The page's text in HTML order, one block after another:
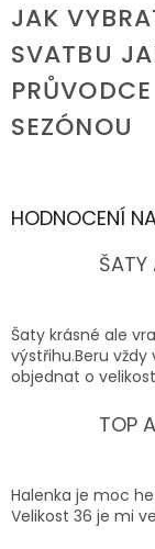
JAK
SVATBU
SEZÓNOU
HODNOCENÍ
ŠATY
Šaty krásné ale
výstřihu.Beru
objednat o
TOP
Halenka je moc
Velikost 36 je mi